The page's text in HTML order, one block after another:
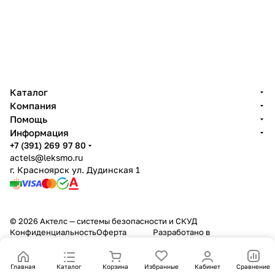
Главная Каталог Корзина Избранные Кабинет Сравнение
Каталог
Компания
Помощь
Информация
+7 (391) 269 97 80
actels@leksmo.ru
г. Красноярск ул. Дудинская 1
© 2026 Актелс — системы безопасности и СКУД
КонфиденциальностьОферта Разработано в